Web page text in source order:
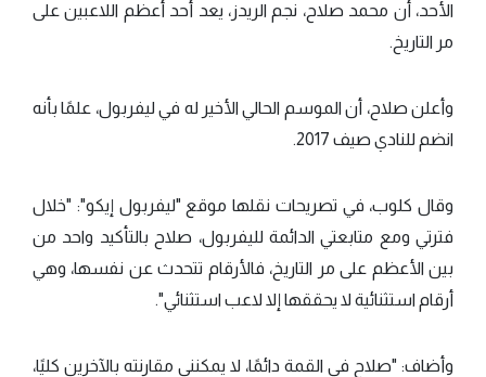
الأحد، أن محمد صلاح، نجم الريدز، يعد أحد أعظم اللاعبين على
مر التاريخ.
وأعلن صلاح، أن الموسم الحالي الأخير له في ليفربول، علمًا بأنه
انضم للنادي صيف 2017.
وقال كلوب، في تصريحات نقلها موقع "ليفربول إيكو": "خلال
فترتي ومع متابعتي الدائمة لليفربول، صلاح بالتأكيد واحد من
بين الأعظم على مر التاريخ، فالأرقام تتحدث عن نفسها، وهي
أرقام استثنائية لا يحققها إلا لاعب استثنائي".
وأضاف: "صلاح في القمة دائمًا، لا يمكنني مقارنته بالآخرين كليًا،